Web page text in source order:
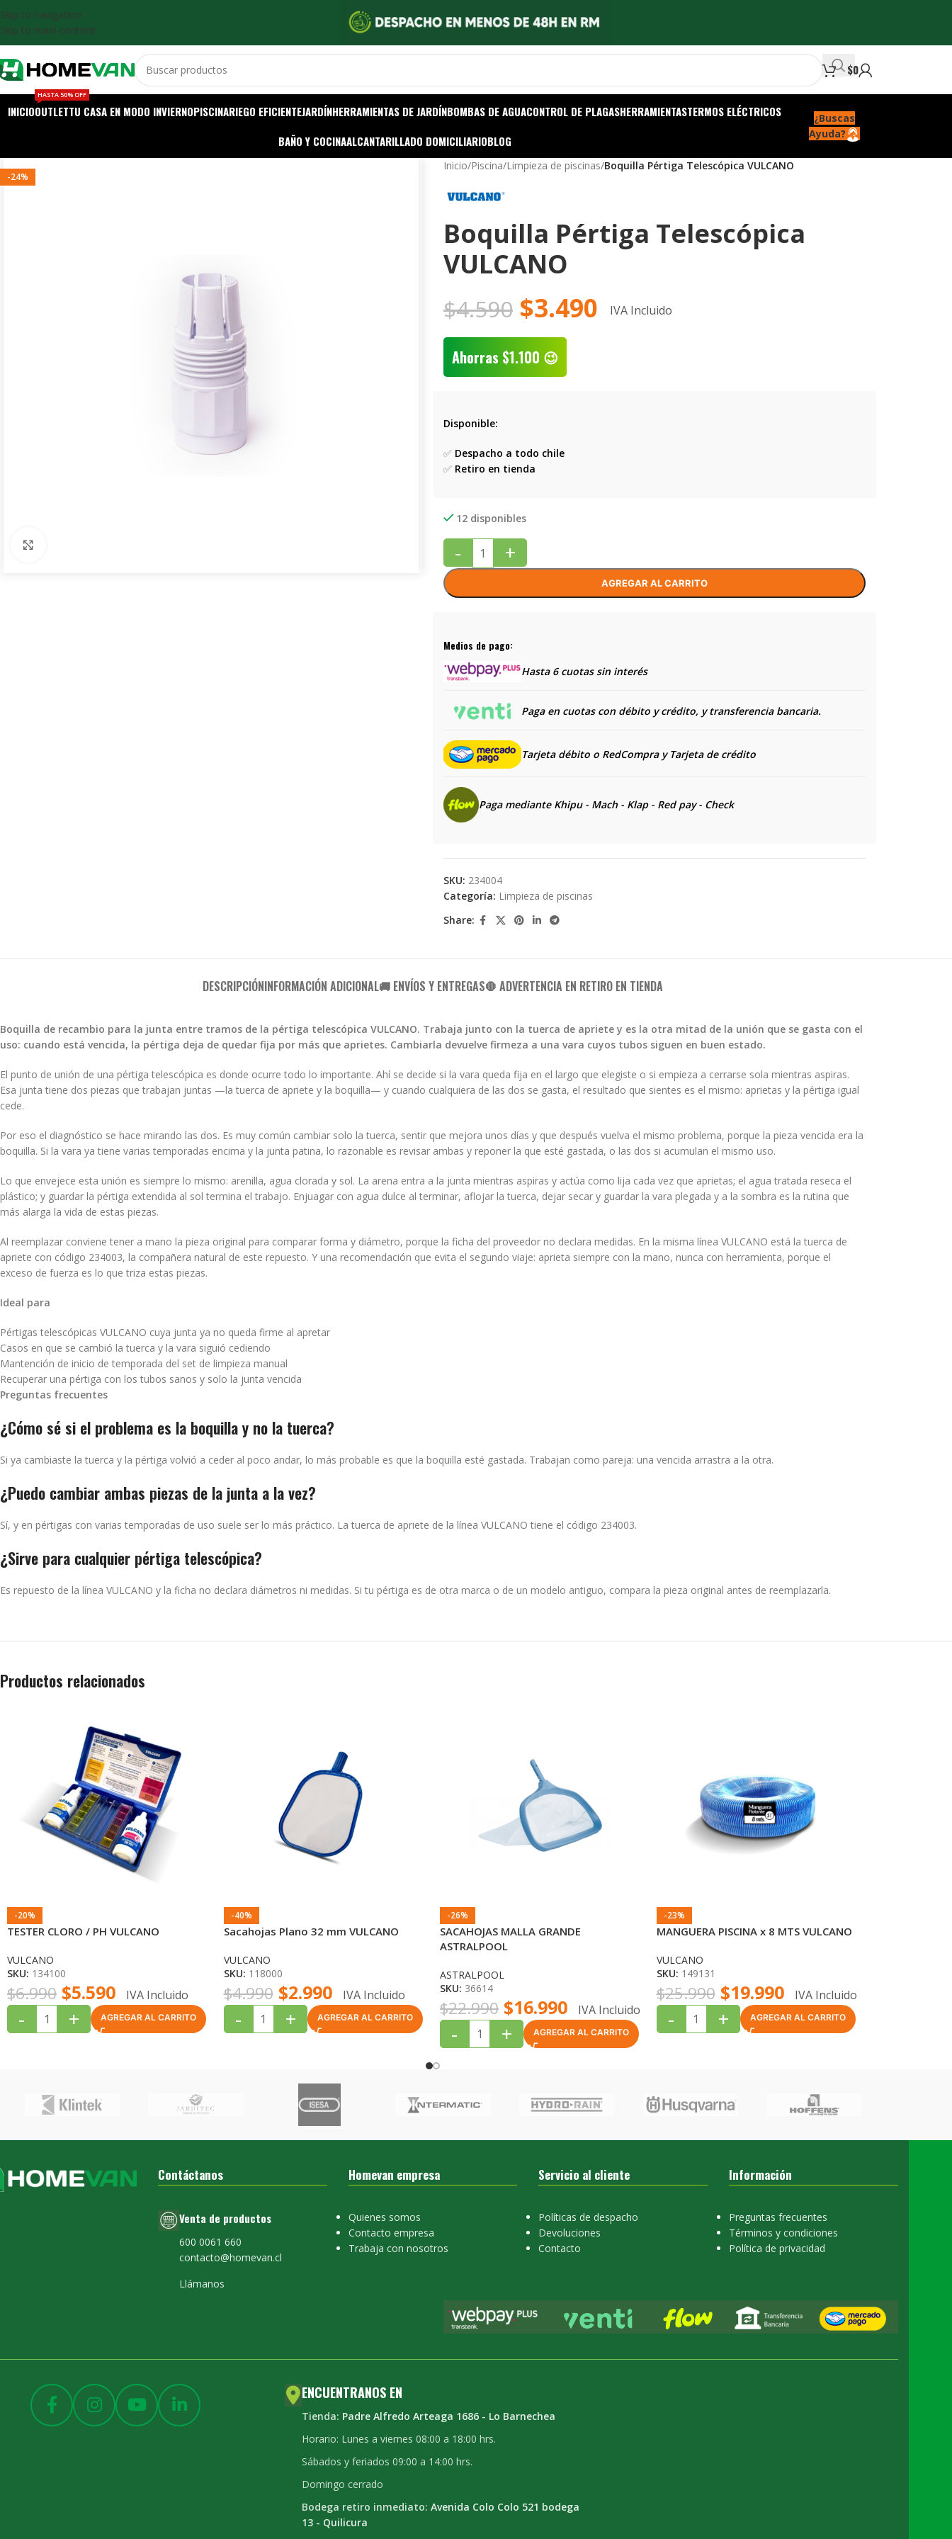
Skip to navigation
Skip to main content
$0
INICIOOUTLET
HASTA 50% OFF
TU CASA EN MODO INVIERNOPISCINARIEGO EFICIENTEJARDÍNHERRAMIENTAS DE JARDÍNBOMBAS DE AGUACONTROL DE PLAGASHERRAMIENTASTERMOS ELÉCTRICOS
BAÑO Y COCINAALCANTARILLADO DOMICILIARIOBLOG
¿Buscas
Ayuda?
-24%
Inicio/Piscina/Limpieza de piscinas/Boquilla Pértiga Telescópica VULCANO
Boquilla Pértiga Telescópica
VULCANO
$4.590 $3.490 IVA Incluido
Ahorras $1.100 😉
Disponible:
✅ Despacho a todo chile
✅ Retiro en tienda
12 disponibles
- +
AGREGAR AL CARRITO
Medios de pago:
Hasta 6 cuotas sin interés
Paga en cuotas con débito y crédito, y transferencia bancaria.
Tarjeta débito o RedCompra y Tarjeta de crédito
Paga mediante Khipu - Mach - Klap - Red pay - Check
SKU: 234004
Categoría: Limpieza de piscinas
Share:
DESCRIPCIÓNINFORMACIÓN ADICIONAL🚚 ENVÍOS Y ENTREGAS🛑 ADVERTENCIA EN RETIRO EN TIENDA
Boquilla de recambio para la junta entre tramos de la pértiga telescópica VULCANO. Trabaja junto con la tuerca de apriete y es la otra mitad de la unión que se gasta con el
uso: cuando está vencida, la pértiga deja de quedar fija por más que aprietes. Cambiarla devuelve firmeza a una vara cuyos tubos siguen en buen estado.
El punto de unión de una pértiga telescópica es donde ocurre todo lo importante. Ahí se decide si la vara queda fija en el largo que elegiste o si empieza a cerrarse sola mientras aspiras.
Esa junta tiene dos piezas que trabajan juntas —la tuerca de apriete y la boquilla— y cuando cualquiera de las dos se gasta, el resultado que sientes es el mismo: aprietas y la pértiga igual
cede.
Por eso el diagnóstico se hace mirando las dos. Es muy común cambiar solo la tuerca, sentir que mejora unos días y que después vuelva el mismo problema, porque la pieza vencida era la
boquilla. Si la vara ya tiene varias temporadas encima y la junta patina, lo razonable es revisar ambas y reponer la que esté gastada, o las dos si acumulan el mismo uso.
Lo que envejece esta unión es siempre lo mismo: arenilla, agua clorada y sol. La arena entra a la junta mientras aspiras y actúa como lija cada vez que aprietas; el agua tratada reseca el
plástico; y guardar la pértiga extendida al sol termina el trabajo. Enjuagar con agua dulce al terminar, aflojar la tuerca, dejar secar y guardar la vara plegada y a la sombra es la rutina que
más alarga la vida de estas piezas.
Al reemplazar conviene tener a mano la pieza original para comparar forma y diámetro, porque la ficha del proveedor no declara medidas. En la misma línea VULCANO está la tuerca de
apriete con código 234003, la compañera natural de este repuesto. Y una recomendación que evita el segundo viaje: aprieta siempre con la mano, nunca con herramienta, porque el
exceso de fuerza es lo que triza estas piezas.
Ideal para
Pértigas telescópicas VULCANO cuya junta ya no queda firme al apretar
Casos en que se cambió la tuerca y la vara siguió cediendo
Mantención de inicio de temporada del set de limpieza manual
Recuperar una pértiga con los tubos sanos y solo la junta vencida
Preguntas frecuentes
¿Cómo sé si el problema es la boquilla y no la tuerca?
Si ya cambiaste la tuerca y la pértiga volvió a ceder al poco andar, lo más probable es que la boquilla esté gastada. Trabajan como pareja: una vencida arrastra a la otra.
¿Puedo cambiar ambas piezas de la junta a la vez?
Sí, y en pértigas con varias temporadas de uso suele ser lo más práctico. La tuerca de apriete de la línea VULCANO tiene el código 234003.
¿Sirve para cualquier pértiga telescópica?
Es repuesto de la línea VULCANO y la ficha no declara diámetros ni medidas. Si tu pértiga es de otra marca o de un modelo antiguo, compara la pieza original antes de reemplazarla.
Productos relacionados
-20%
TESTER CLORO / PH VULCANO
VULCANO
SKU: 134100
$6.990 $5.590 IVA Incluido
- + AGREGAR AL CARRITO
-40%
Sacahojas Plano 32 mm VULCANO
VULCANO
SKU: 118000
$4.990 $2.990 IVA Incluido
- + AGREGAR AL CARRITO
-26%
SACAHOJAS MALLA GRANDE
ASTRALPOOL
ASTRALPOOL
SKU: 36614
$22.990 $16.990 IVA Incluido
- + AGREGAR AL CARRITO
-23%
MANGUERA PISCINA x 8 MTS VULCANO
VULCANO
SKU: 149131
$25.990 $19.990 IVA Incluido
- + AGREGAR AL CARRITO
Contáctanos
Venta de productos
600 0061 660
contacto@homevan.cl
Llámanos
Homevan empresa
Quienes somos
Contacto empresa
Trabaja con nosotros
Servicio al cliente
Políticas de despacho
Devoluciones
Contacto
Información
Preguntas frecuentes
Términos y condiciones
Política de privacidad
ENCUENTRANOS EN
Tienda: Padre Alfredo Arteaga 1686 - Lo Barnechea
Horario: Lunes a viernes 08:00 a 18:00 hrs.
Sábados y feriados 09:00 a 14:00 hrs.
Domingo cerrado
Bodega retiro inmediato: Avenida Colo Colo 521 bodega
13 - Quilicura